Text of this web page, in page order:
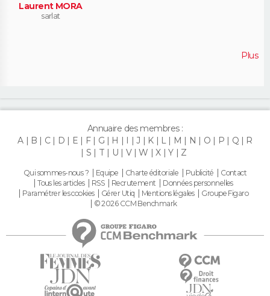
Laurent MORA
sarlat
Plus
Annuaire des membres :
A
B C D E F G H I J K L M N O P Q
R
S
T U V W X Y Z
Qui sommes-nous ? Equipe Charte éditoriale Publicité
Contact
Tous les articles
RSS Recrutement
Données personnelles
Paramétrer les cookies
Gérer Utiq Mentions légales
Groupe Figaro
© 2026 CCM Benchmark